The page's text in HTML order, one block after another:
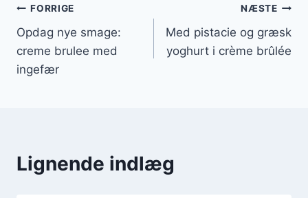
Indlægsnavigation
FORRIGE
Opdag nye smage:
creme brulee med
ingefær
NÆSTE
Med pistacie og græsk
yoghurt i crème brûlée
Lignende indlæg